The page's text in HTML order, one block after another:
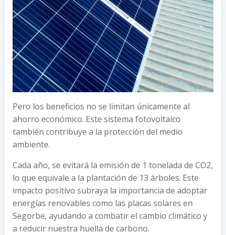
Pero los beneficios no se limitan únicamente al
ahorro económico. Este sistema fotovoltaico
también contribuye a la protección del medio
ambiente.
Cada año, se evitará la emisión de 1 tonelada de CO2,
lo que equivale a la plantación de 13 árboles. Este
impacto positivo subraya la importancia de adoptar
energías renovables como las placas solares en
Segorbe, ayudando a combatir el cambio climático y
a reducir nuestra huella de carbono.